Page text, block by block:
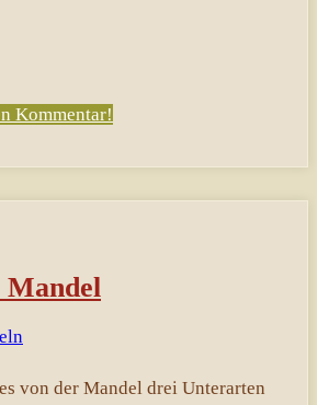
Kommentar!
von der Mandel drei Unterarten